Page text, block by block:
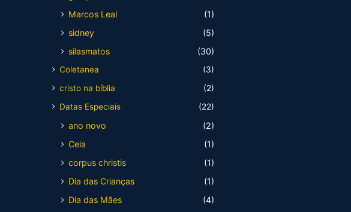
Marcos Leal
(1)
sidney
(5)
silasmatos
(30)
Coletanea
(3)
cristo na bíblia
(2)
Datas Especiais
(22)
ano novo
(2)
Ceia
(1)
corpus christis
(1)
Dia das Crianças
(1)
Dia das Mães
(4)